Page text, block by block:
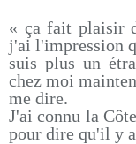
« ça fait plaisir
j'ai l'impression
suis plus un
chez moi
me dire.
J'ai connu la
pour dire qu'il y